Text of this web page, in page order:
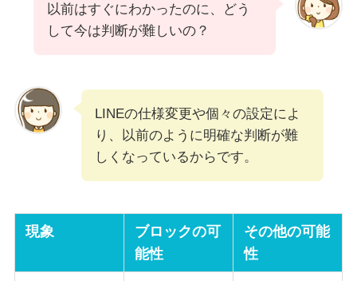
以前はすぐにわかったのに、どう
して今は判断が難しいの？
LINEの仕様変更や個々の設定によ
り、以前のように明確な判断が難
しくなっているからです。
現象
ブロックの可
能性
その他の可能
性